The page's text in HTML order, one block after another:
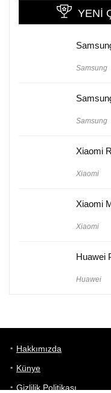
YENI
Samsung
Samsung
Xiaomi
Xiaomi
Xiaomi
Xiaomi
Huawei
Huawei
Hakkımızda
Künye
Gizlilik Politikası